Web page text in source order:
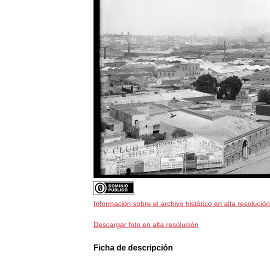
Información sobre el archivo histórico en alta resolución
Descargar foto en alta resolución
Ficha de descripción